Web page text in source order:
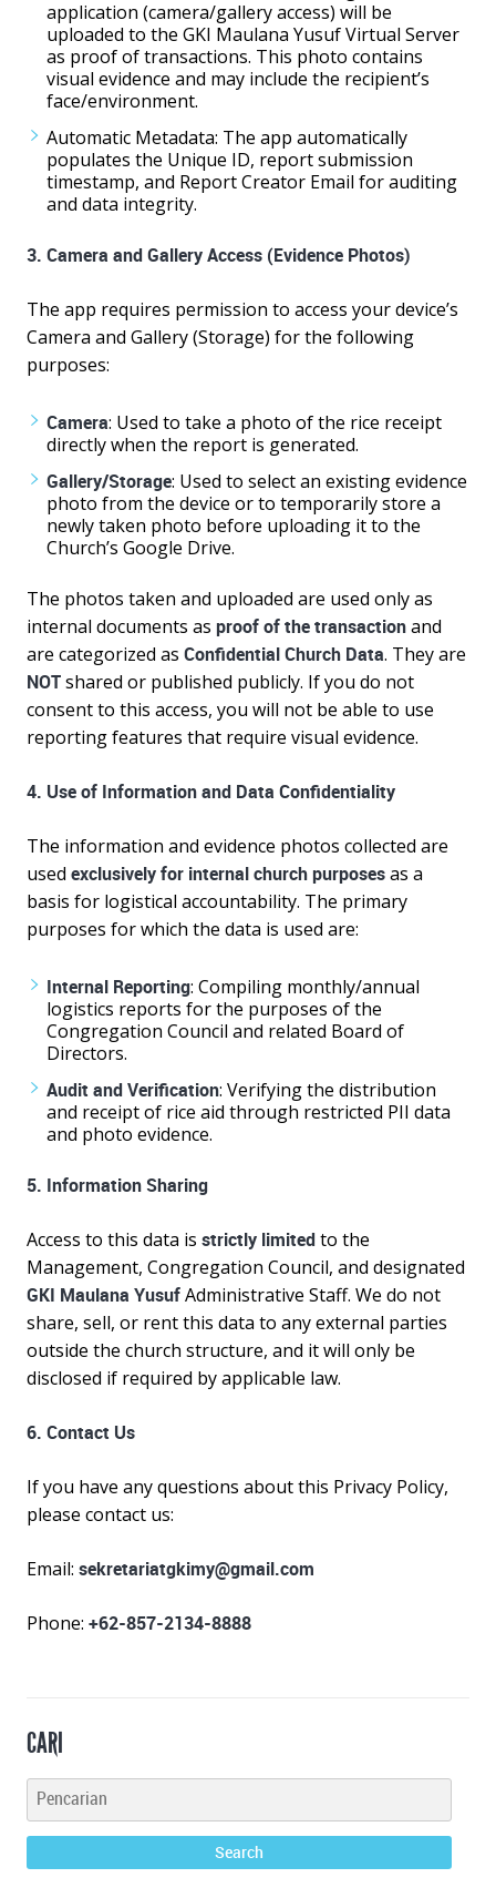
application (camera/gallery access) will be
uploaded to the GKI Maulana Yusuf Virtual Server
as proof of transactions. This photo contains
visual evidence and may include the recipient’s
face/environment.
Automatic Metadata: The app automatically
populates the Unique ID, report submission
timestamp, and Report Creator Email for auditing
and data integrity.
3. Camera and Gallery Access (Evidence Photos)
The app requires permission to access your device’s
Camera and Gallery (Storage) for the following
purposes:
Camera: Used to take a photo of the rice receipt
directly when the report is generated.
Gallery/Storage: Used to select an existing evidence
photo from the device or to temporarily store a
newly taken photo before uploading it to the
Church’s Google Drive.
The photos taken and uploaded are used only as
internal documents as proof of the transactionand
are categorized as Confidential Church Data. They are
NOTshared or published publicly. If you do not
consent to this access, you will not be able to use
reporting features that require visual evidence.
4. Use of Information and Data Confidentiality
The information and evidence photos collected are
used exclusively for internal church purposesas a
basis for logistical accountability. The primary
purposes for which the data is used are:
Internal Reporting: Compiling monthly/annual
logistics reports for the purposes of the
Congregation Council and related Board of
Directors.
Audit and Verification: Verifying the distribution
and receipt of rice aid through restricted PII data
and photo evidence.
5. Information Sharing
Access to this data is strictly limitedto the
Management, Congregation Council, and designated
GKI Maulana YusufAdministrative Staff. We do not
share, sell, or rent this data to any external parties
outside the church structure, and it will only be
disclosed if required by applicable law.
6. Contact Us
If you have any questions about this Privacy Policy,
please contact us:
Email: sekretariatgkimy@gmail.com
Phone: +62-857-2134-8888
CARI